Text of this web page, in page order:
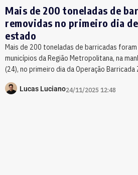
Mais de 200 toneladas de
removidas no primeiro dia
estado
Mais de 200 toneladas de barricadas
municípios da Região Metropolitana, na
(24), no primeiro dia da Operação Barricada
Lucas Luciano24/11/2025 12:48